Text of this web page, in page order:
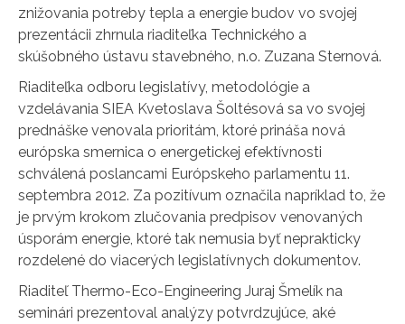
znižovania potreby tepla a energie budov vo svojej
prezentácii zhrnula riaditeľka Technického a
skúšobného ústavu stavebného, n.o. Zuzana Sternová.
Riaditeľka odboru legislatívy, metodológie a
vzdelávania SIEA Kvetoslava Šoltésová sa vo svojej
prednáške venovala prioritám, ktoré prináša nová
európska smernica o energetickej efektívnosti
schválená poslancami Európskeho parlamentu 11.
septembra 2012. Za pozitívum označila napríklad to, že
je prvým krokom zlučovania predpisov venovaných
úsporám energie, ktoré tak nemusia byť neprakticky
rozdelené do viacerých legislatívnych dokumentov.
Riaditeľ Thermo-Eco-Engineering Juraj Šmelík na
seminári prezentoval analýzy potvrdzujúce, aké